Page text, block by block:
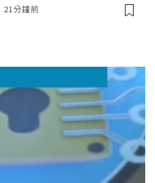
21分鐘前